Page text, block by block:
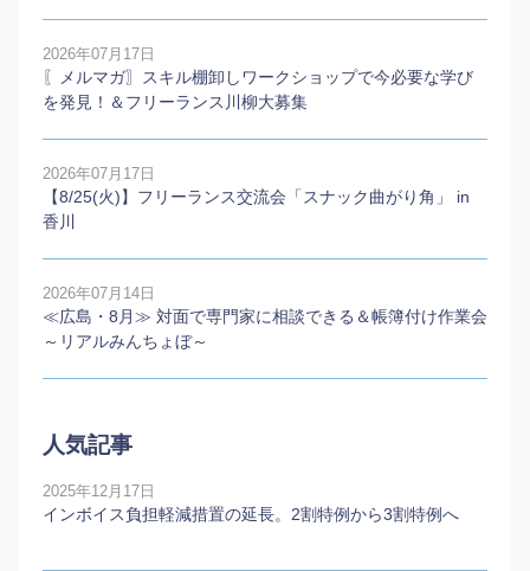
2026年07月17日
〖メルマガ〗スキル棚卸しワークショップで今必要な学び
を発見！＆フリーランス川柳大募集
2026年07月17日
【8/25(火)】フリーランス交流会「スナック曲がり角」 in
香川
2026年07月14日
≪広島・8月≫ 対面で専門家に相談できる＆帳簿付け作業会
～リアルみんちょぼ～
人気記事
2025年12月17日
インボイス負担軽減措置の延長。2割特例から3割特例へ